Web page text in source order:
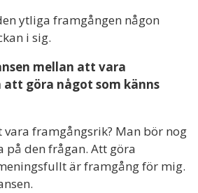
ytliga framgången någon
i sig.
mellan att vara
göra något som känns
framgångsrik? Man bör nog
på den frågan. Att göra
är framgång för mig.